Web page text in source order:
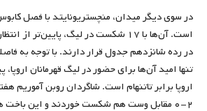
در سوی دیگر میدان، منچستریونایتد با فصل
است. آن‌ها با ۱۷ شکست در لیگ، پایین‌تر
در رده شانزدهم جدول قرار دارند. با توجه به
تنها امید آن‌ها برای حضور در لیگ قهرمانان
اروپا برابر تاتنهام است. شاگردان روبن آموریم
۲-۰ مقابل وست هم شکست خوردند و این باخت